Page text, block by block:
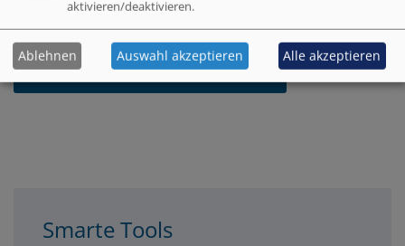
Marktplatz „Deutschland.Digital“
Zu den Smart City Lösungen
Smarte Tools
aktivieren/deaktivieren.
Ablehnen Auswahl akzeptieren Alle akzeptieren